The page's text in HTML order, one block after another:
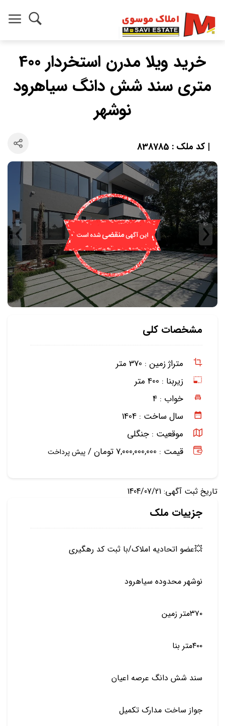
خرید ویلا مدرن استخردار 400
متری سند شش دانگ سیاهرود
نوشهر
| کد ملک : 838785
مشخصات کلی
متراژ زمین : 370 متر
زیربنا : 400 متر
خواب : 4
سال ساخت : 1404
موقعیت : جنگلی
قیمت : 7,000,000,000 تومان /
پیش پرداخت
تاریخ ثبت آگهی: 1404/07/21
جزییات ملک
💥عضو اتحادیه املاک/با ثبت کد رهگیری
نوشهر محدوده سیاهرود
۳۷۰متر زمین
۴۰۰متر بنا
سند شش دانگ عرصه اعیان
جواز ساخت مدارک تکمیل